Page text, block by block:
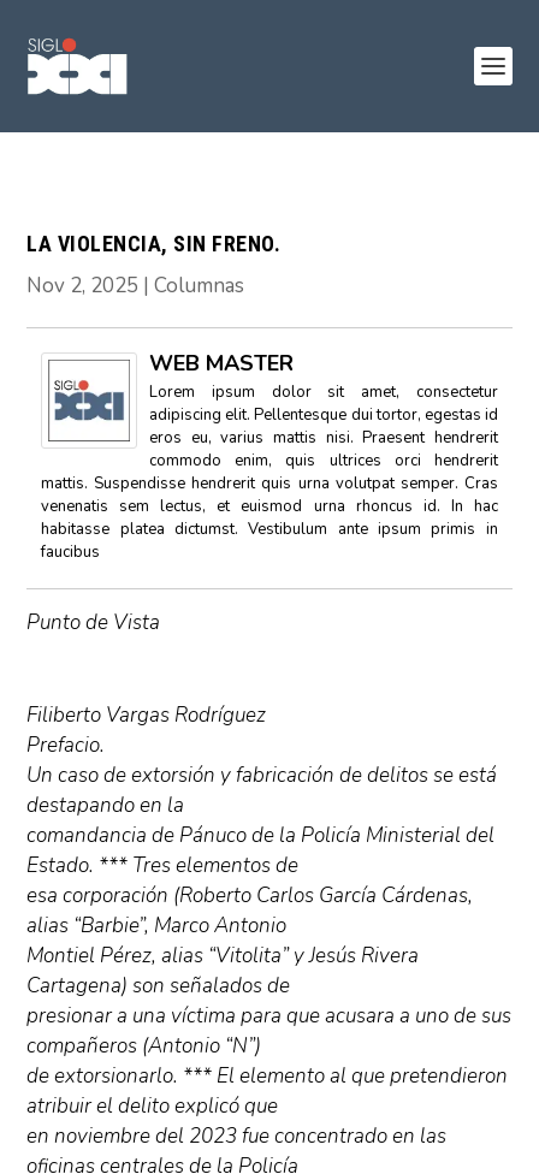
LA VIOLENCIA, SIN FRENO.
Nov 2, 2025 |Columnas
WEB MASTER
Lorem ipsum dolor sit amet, consectetur
adipiscing elit. Pellentesque dui tortor, egestas id
eros eu, varius mattis nisi. Praesent hendrerit
commodo enim, quis ultrices orci hendrerit
mattis. Suspendisse hendrerit quis urna volutpat semper. Cras
venenatis sem lectus, et euismod urna rhoncus id. In hac
habitasse platea dictumst. Vestibulum ante ipsum primis in
faucibus
Punto de Vista
Filiberto Vargas Rodríguez
Prefacio.
Un caso de extorsión y fabricación de delitos se está
destapando en la
comandancia de Pánuco de la Policía Ministerial del
Estado. *** Tres elementos de
esa corporación (Roberto Carlos García Cárdenas,
alias “Barbie”, Marco Antonio
Montiel Pérez, alias “Vitolita” y Jesús Rivera
Cartagena) son señalados de
presionar a una víctima para que acusara a uno de sus
compañeros (Antonio “N”)
de extorsionarlo. *** El elemento al que pretendieron
atribuir el delito explicó que
en noviembre del 2023 fue concentrado en las
oficinas centrales de la Policía